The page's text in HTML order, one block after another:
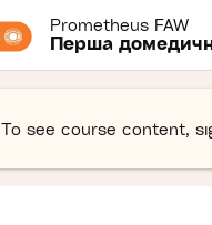
Prometheus FAW
Перша
To see course content,